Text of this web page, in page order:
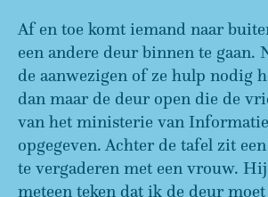
Af en toe komt iemand naar
een andere deur binnen te gaan.
de aanwezigen of ze hulp nodig
dan maar de deur open die de
van het ministerie van
opgegeven. Achter de tafel zit
te vergaderen met een vrouw.
meteen teken dat ik de deur